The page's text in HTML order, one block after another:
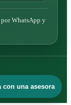
con una asesora
por WhatsApp y